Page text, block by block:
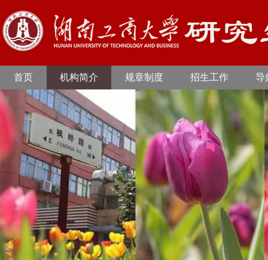
首页 机构简介 规章制度 招生工作 导